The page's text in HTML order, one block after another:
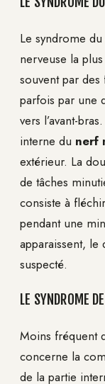
Le syndrome
nerveuse la
souvent par
parfois par une
vers l’avant-
interne du nerf
extérieur. La
de tâches
consiste à
pendant une
apparaissent,
suspecté.
LE SYNDROME
Moins fréquent
concerne la
de la partie